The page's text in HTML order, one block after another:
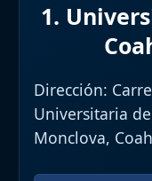
1.
Dirección:
Universitaria
Monclova,